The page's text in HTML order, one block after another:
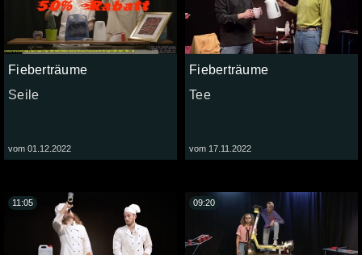
Fieberträume
Seile
vom 01.12.2022
Fieberträume
Tee
vom 17.11.2022
11:05 09:20